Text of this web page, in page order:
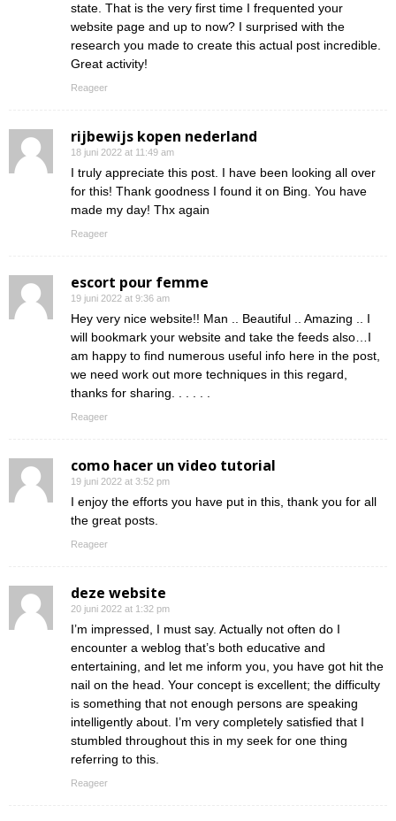
state. That is the very first time I frequented your
website page and up to now? I surprised with the
research you made to create this actual post incredible.
Great activity!
Reageer
rijbewijs kopen nederland
18 juni 2022 at 11:49 am
I truly appreciate this post. I have been looking all over
for this! Thank goodness I found it on Bing. You have
made my day! Thx again
Reageer
escort pour femme
19 juni 2022 at 9:36 am
Hey very nice website!! Man .. Beautiful .. Amazing .. I
will bookmark your website and take the feeds also…I
am happy to find numerous useful info here in the post,
we need work out more techniques in this regard,
thanks for sharing. . . . . .
Reageer
como hacer un video tutorial
19 juni 2022 at 3:52 pm
I enjoy the efforts you have put in this, thank you for all
the great posts.
Reageer
deze website
20 juni 2022 at 1:32 pm
I’m impressed, I must say. Actually not often do I
encounter a weblog that’s both educative and
entertaining, and let me inform you, you have got hit the
nail on the head. Your concept is excellent; the difficulty
is something that not enough persons are speaking
intelligently about. I’m very completely satisfied that I
stumbled throughout this in my seek for one thing
referring to this.
Reageer